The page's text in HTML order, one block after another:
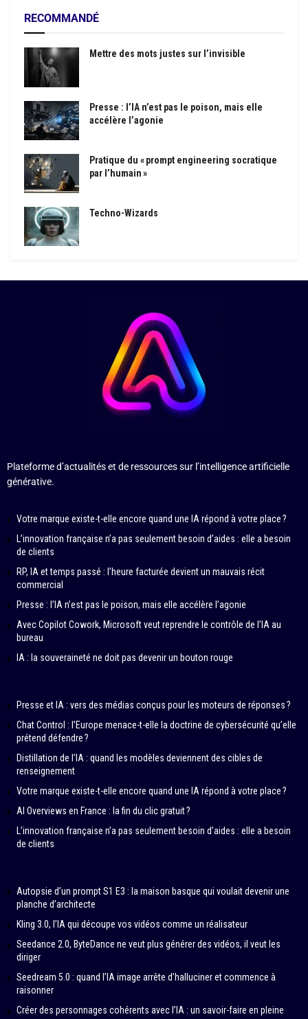
RECOMMANDÉ
Mettre des mots justes sur l’invisible
Presse : l’IA n’est pas le poison, mais elle
accélère l’agonie
Pratique du « prompt engineering socratique
par l’humain »
Techno-Wizards
Plateforme d’actualités et de ressources sur l’intelligence artificielle
générative.
Votre marque existe-t-elle encore quand une IA répond à votre place ?
L’innovation française n’a pas seulement besoin d’aides : elle a besoin
de clients
RP, IA et temps passé : l’heure facturée devient un mauvais récit
commercial
Presse : l’IA n’est pas le poison, mais elle accélère l’agonie
Avec Copilot Cowork, Microsoft veut reprendre le contrôle de l’IA au
bureau
IA : la souveraineté ne doit pas devenir un bouton rouge
Presse et IA : vers des médias conçus pour les moteurs de réponses ?
Chat Control : l’Europe menace-t-elle la doctrine de cybersécurité qu’elle
prétend défendre ?
Distillation de l’IA : quand les modèles deviennent des cibles de
renseignement
Votre marque existe-t-elle encore quand une IA répond à votre place ?
AI Overviews en France : la fin du clic gratuit ?
L’innovation française n’a pas seulement besoin d’aides : elle a besoin
de clients
Autopsie d’un prompt S1 E3 : la maison basque qui voulait devenir une
planche d’architecte
Kling 3.0, l’IA qui découpe vos vidéos comme un réalisateur
Seedance 2.0, ByteDance ne veut plus générer des vidéos, il veut les
diriger
Seedream 5.0 : quand l’IA image arrête d’halluciner et commence à
raisonner
Créer des personnages cohérents avec l’IA : un savoir-faire en pleine